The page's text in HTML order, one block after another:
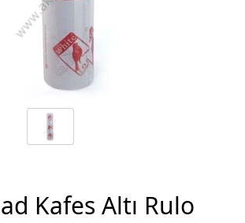
Kafes Altı Rulo